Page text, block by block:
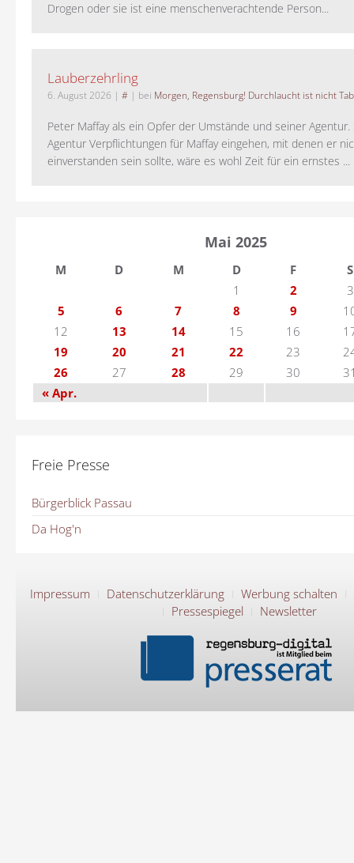
Drogen oder sie ist eine menschenverachtende Person...
Lauberzehrling
6. August 2026 | # | bei Morgen, Regensburg! Durchlaucht ist nicht
Peter Maffay als ein Opfer der Umstände und seiner Agentur.
Agentur Verpflichtungen für Maffay eingehen, mit denen er
einverstanden sein sollte, wäre es wohl Zeit für ein ernstes ...
Mai 2025
M D M D F
S
1
2
3
5
6 7 8 9
12
13 14 15 16
19
20 21 22 23
26
27 28 29 30
« Apr.
Freie Presse
Bürgerblick Passau
Da Hog'n
Impressum Datenschutzerklärung
Werbung schalten
Pressespiegel
Newsletter